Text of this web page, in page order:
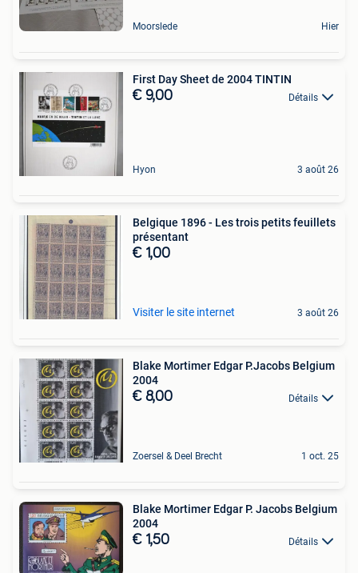
Moorslede Hier
First Day Sheet de 2004 TINTIN
€ 9,00 Détails
Hyon 3 août 26
Belgique 1896 - Les trois petits feuillets
présentant
€ 1,00
Visiter le site internet 3 août 26
Blake Mortimer Edgar P.Jacobs Belgium
2004
€ 8,00 Détails
Zoersel & Deel Brecht 1 oct. 25
Blake Mortimer Edgar P. Jacobs Belgium
2004
€ 1,50 Détails